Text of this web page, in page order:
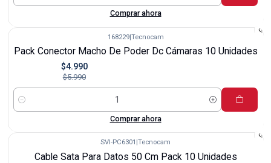
Comprar ahora
168229|Tecnocam
Pack Conector Macho De Poder Dc Cámaras 10 Unidades
$4.990
$5.990
Cantidad
Comprar ahora
SVI-PC6301 Tecnocam
Cable Sata Para Datos 50 Cm Pack 10 Unidades